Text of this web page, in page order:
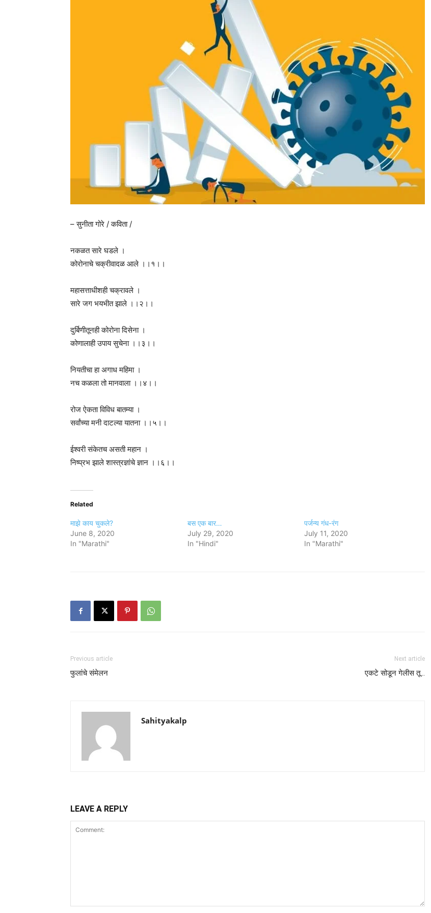
– सुनीता गोरे / कविता /
नकळत सारे घडले ।
कोरोनाचे चक्रीवादळ आले ।।१।।
महासत्ताधीशही चक्रावले ।
सारे जग भयभीत झाले ।।२।।
दुर्बिणीतूनही कोरोना दिसेना ।
कोणालाही उपाय सुचेना ।।३।।
नियतीचा हा अगाध महिमा ।
नच कळला तो मानवाला ।।४।।
रोज ऐकता विविध बातम्या ।
सर्वांच्या मनी दाटल्या यातना ।।५।।
ईश्वरी संकेतच असती महान ।
निष्प्रभ झाले शास्त्रज्ञांचे ज्ञान ।।६।।
Related
माझे काय चुकले?
June 8, 2020
In "Marathi"
बस एक बार…
July 29, 2020
In "Hindi"
पर्जन्य गंध-रंग
July 11, 2020
In "Marathi"
Previous article
फुलांचे संमेलन
Next article
एकटे सोडून गेलीस तू…
Sahityakalp
LEAVE A REPLY